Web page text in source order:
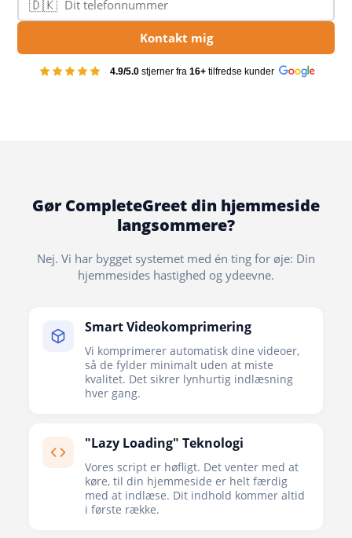
🇩🇰
Telefonnummer
Kontakt mig
4.9/5.0 stjerner fra 16+ tilfredse kunder
Gør CompleteGreet din hjemmeside
langsommere?
Nej. Vi har bygget systemet med én ting for øje: Din
hjemmesides hastighed og ydeevne.
Smart Videokomprimering
Vi komprimerer automatisk dine videoer,
så de fylder minimalt uden at miste
kvalitet. Det sikrer lynhurtig indlæsning
hver gang.
"Lazy Loading" Teknologi
Vores script er høfligt. Det venter med at
køre, til din hjemmeside er helt færdig
med at indlæse. Dit indhold kommer altid
i første række.